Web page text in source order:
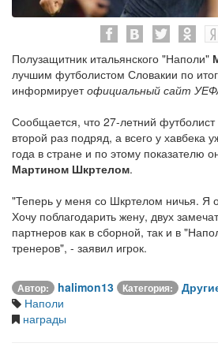
Полузащитник итальянского "Наполи"
лучшим футболистом Словакии по
информируетофициальный сайт
Сообщается, что 27-летний футболист
второй раз подряд, а всего у хавбека
года в стране и по этому показателю
Мартином Шкртелом.
"Теперь у меня со Шкртелом ничья. Я
Хочу поблагодарить жену, двух
партнеров как в сборной, так и в
тренеров", - заявил игрок.
Автор: halimon13 Категория:
Наполи
награды